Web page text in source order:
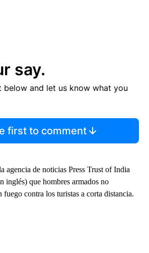
say.
below and let us know what you
first to comment
agencia de noticias Press Trust of India
inglés) que hombres armados no
contra los turistas a corta distancia.